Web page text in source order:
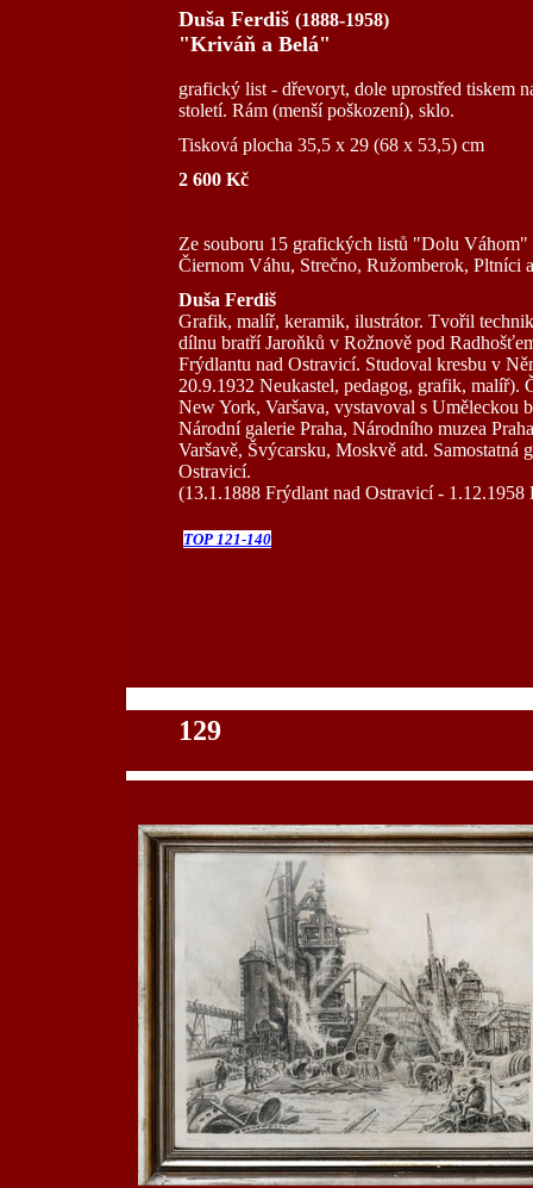
Duša Ferdiš (1888-1958)
"Kriváň a Belá"
grafický list - dřevoryt, dole uprostřed tiskem
století. Rám (menší poškození), sklo.
Tisková plocha 35,5 x 29 (68 x 53,5) cm
2 600 Kč
Ze souboru 15 grafických listů "Dolu
Čiernom Váhu, Strečno, Ružomberok, Pltníci
Duša Ferdiš
Grafik, malíř, keramik, ilustrátor. Tvořil
dílnu bratří Jaroňků v Rožnově pod
Frýdlantu nad Ostravicí. Studoval kresbu v
20.9.1932 Neukastel, pedagog, grafik,
New York, Varšava, vystavoval s Uměleckou
Národní galerie Praha, Národního muzea
Varšavě, Švýcarsku, Moskvě atd. Samostatná
Ostravicí.
(13.1.1888 Frýdlant nad Ostravicí - 1.12.1958
TOP 121-140
129